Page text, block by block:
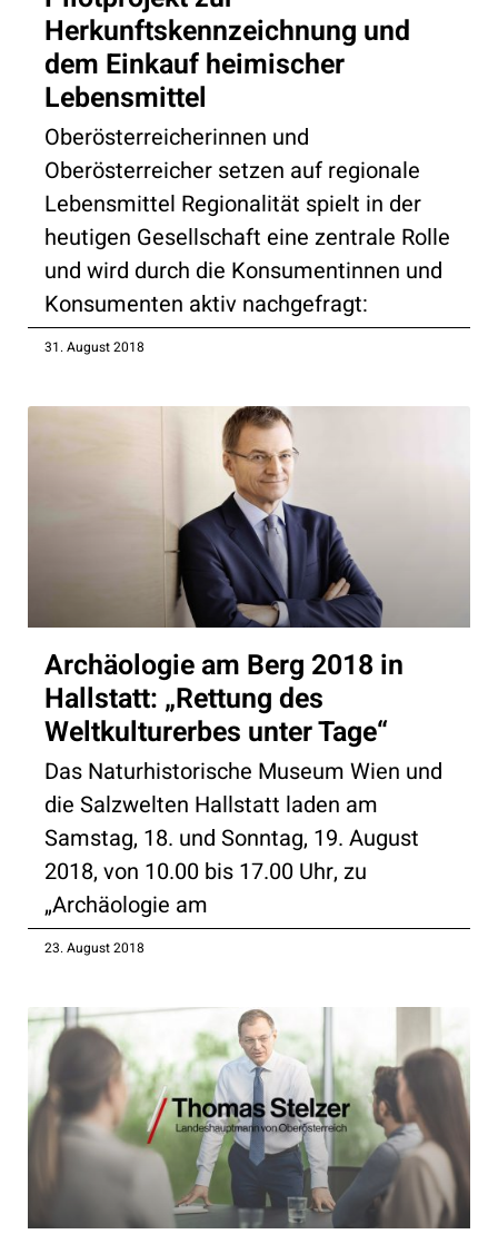
Herkunftskennzeichnung und
dem Einkauf heimischer
Lebensmittel
Oberösterreicherinnen und
Oberösterreicher setzen auf regionale
Lebensmittel Regionalität spielt in der
heutigen Gesellschaft eine zentrale Rolle
und wird durch die Konsumentinnen und
Konsumenten aktiv nachgefragt:
31. August 2018
Archäologie am Berg 2018 in
Hallstatt: „Rettung des
Weltkulturerbes unter Tage“
Das Naturhistorische Museum Wien und
die Salzwelten Hallstatt laden am
Samstag, 18. und Sonntag, 19. August
2018, von 10.00 bis 17.00 Uhr, zu
„Archäologie am
23. August 2018